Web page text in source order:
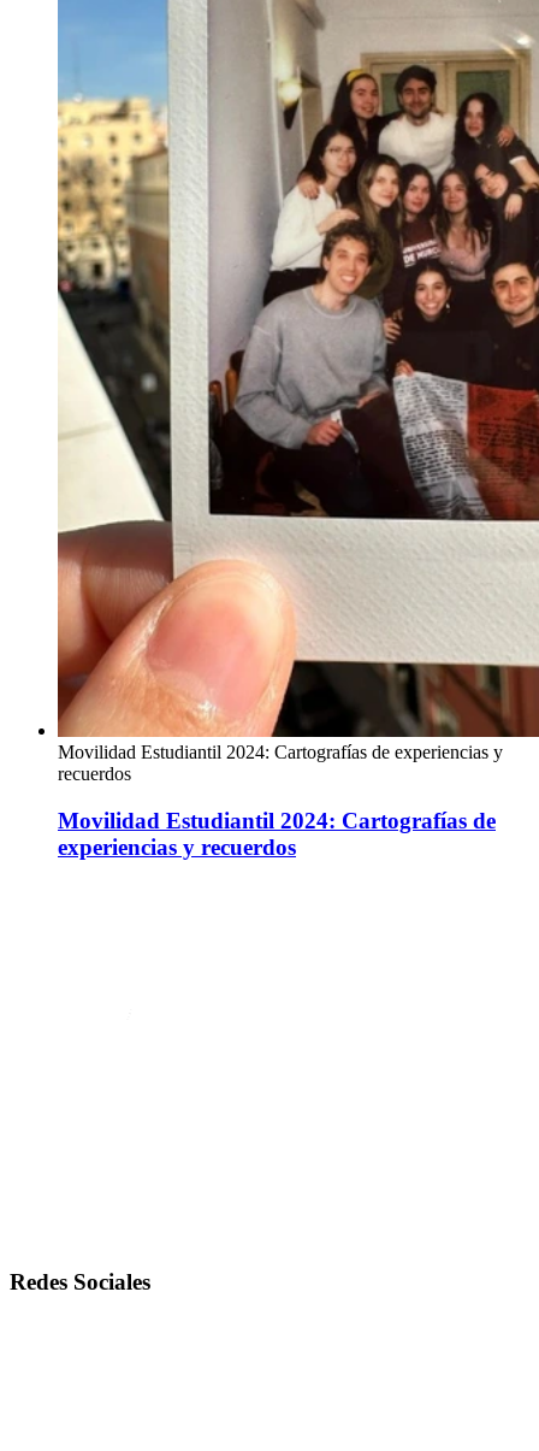
Movilidad Estudiantil 2024: Cartografías de experiencias y
recuerdos
Movilidad Estudiantil 2024: Cartografías de
experiencias y recuerdos
Redes Sociales